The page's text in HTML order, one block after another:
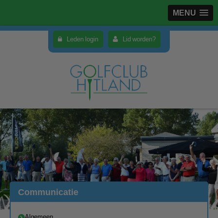
MENU
Leden login Lid worden?
Communicatie